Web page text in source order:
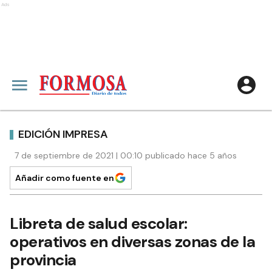
Ads
EDICIÓN IMPRESA
7 de septiembre de 2021 | 00:10 publicado hace 5 años
Añadir como fuente en
Libreta de salud escolar:
operativos en diversas zonas de la
provincia